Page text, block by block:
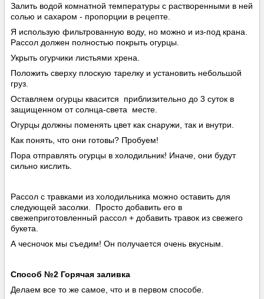
Залить водой комнатной температуры с растворенными в ней
солью и сахаром - пропорции в рецепте.
Я использую фильтрованную воду, но можно и из-под крана.
Рассол должен полностью покрыть огурцы.
Укрыть огурчики листьями хрена.
Положить сверху плоскую тарелку и установить небольшой
груз.
Оставляем огурцы квасится приблизительно до 3 суток в
защищенном от солнца-света месте.
Огурцы должны поменять цвет как снаружи, так и внутри.
Как понять, что они готовы? Пробуем!
Пора отправлять огурцы в холодильник! Иначе, они будут
сильно кислить.
Рассол с травками из холодильника можно оставить для
следующей засолки. Просто добавить его в
свежеприготовленный рассол + добавить травок из свежего
букета.
А чесночок мы съедим! Он получается очень вкусным.
Способ №2 Горячая заливка
Делаем все то же самое, что и в первом способе.